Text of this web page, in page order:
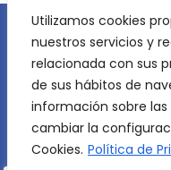
Utilizamos cookies
nuestros servicios y
relacionada con sus
de sus hábitos de
información sobre
cambiar la
Cookies. Política de
Aviso legal
©2026Lycée
derechos reservados.